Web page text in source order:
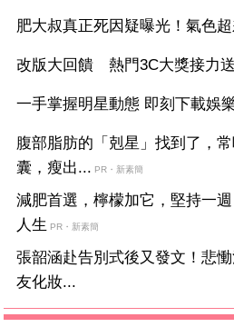
肥大叔真正死因疑曝光！氣色
改版大回饋 熱門3C大獎接力送
一手掌握明星動態 即刻下載娛
腹部脂肪的「剋星」找到了，
囊，瘦出... PR・新素簡
減肥首選，檸檬加它，堅持一
人生 PR・新素簡
張韶涵赴告別式後又發文！悲
友化妝...